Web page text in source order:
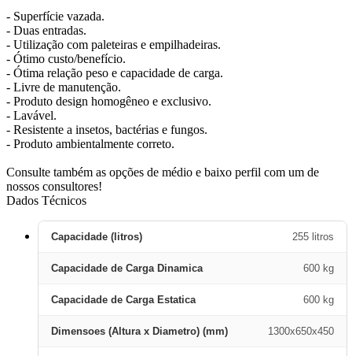
- Superfície vazada.
- Duas entradas.
- Utilização com paleteiras e empilhadeiras.
- Ótimo custo/benefício.
- Ótima relação peso e capacidade de carga.
- Livre de manutenção.
- Produto design homogêneo e exclusivo.
- Lavável.
- Resistente a insetos, bactérias e fungos.
- Produto ambientalmente correto.
Consulte também as opções de médio e baixo perfil com um de
nossos consultores!
Dados Técnicos
Capacidade (litros) 255 litros
Capacidade de Carga Dinamica 600 kg
Capacidade de Carga Estatica 600 kg
Dimensoes (Altura x Diametro) (mm) 1300x650x450